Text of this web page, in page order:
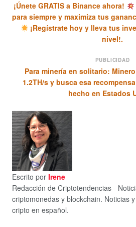
¡Únete GRATIS a Binance ahora!
para siempre y maximiza tus
¡Regístrate hoy y lleva tus
nivel!.
PUBLICIDAD
Para minería en solitario: Minero
1.2TH/s y busca esa
hecho en Estados
Escrito por Irene
Redacción de Criptotendencias -
criptomonedas y blockchain. Noticias
cripto en español.